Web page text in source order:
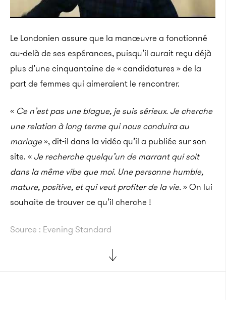
Le Londonien assure que la manœuvre a fonctionné
au-delà de ses espérances, puisqu’il aurait reçu déjà
plus d’une cinquantaine de « candidatures » de la
part de femmes qui aimeraient le rencontrer.
« Ce n’est pas une blague, je suis sérieux. Je cherche
une relation à long terme qui nous conduira au
mariage», dit-il dans la vidéo qu’il a publiée sur son
site. « Je recherche quelqu’un de marrant qui soit
dans la même vibe que moi. Une personne humble,
mature, positive, et qui veut profiter de la vie.» On lui
souhaite de trouver ce qu’il cherche !
Source : Evening Standard